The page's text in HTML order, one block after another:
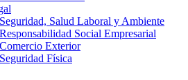
Salud Laboral y Ambiente
Social Empresarial
Exterior
Física